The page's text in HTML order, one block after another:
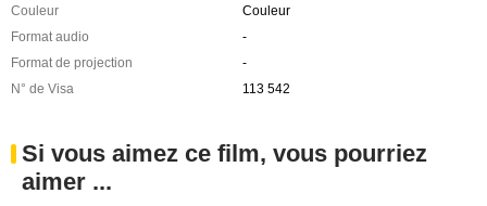
Couleur
Couleur
Format audio
-
Format de projection
-
N° de Visa
113 542
Si vous aimez ce film, vous pourriez
aimer ...